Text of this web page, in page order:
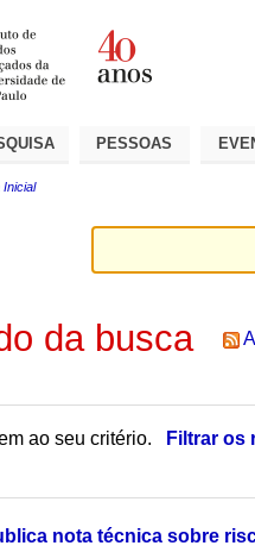
PESSOAS
Inicial
da busca
ao seu critério.
Filtrar os
nota técnica sobre